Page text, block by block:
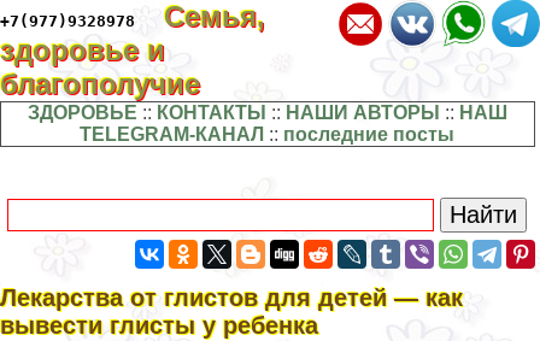
+7(977)9328978
Семья,
здоровье и
благополучие
ЗДОРОВЬЕ :: КОНТАКТЫ :: НАШИ АВТОРЫ :: НАШ
TELEGRAM-КАНАЛ :: последние посты
Лекарства от глистов для детей — как
вывести глисты у ребенка